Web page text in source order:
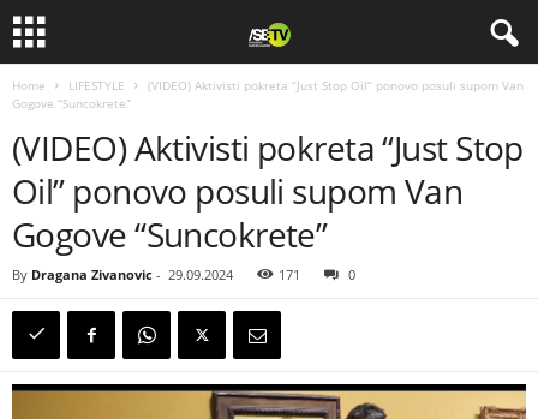
Home LIFESTYLE
(VIDEO) Aktivisti pokreta “Just Stop Oil” ponovo posuli supom Van
Gogove “Suncokrete”
(VIDEO) Aktivisti pokreta “Just Stop
Oil” ponovo posuli supom Van
Gogove “Suncokrete”
By Dragana Zivanovic - 29.09.2024 171 0